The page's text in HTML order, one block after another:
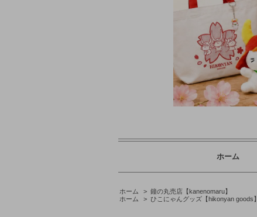
ホーム
ホーム > 鐘の丸売店【kanenomaru】
ホーム
> ひこにゃんグッズ【hikonyan goods】